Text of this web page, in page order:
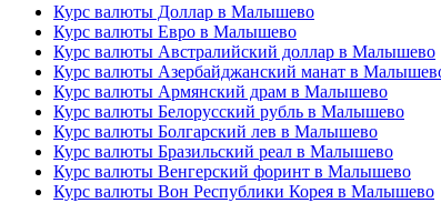
Курс валюты Доллар в Малышево
Курс валюты Евро в Малышево
Курс валюты Австралийский доллар в Малышево
Курс валюты Азербайджанский манат в
Курс валюты Армянский драм в Малышево
Курс валюты Белорусский рубль в Малышево
Курс валюты Болгарский лев в Малышево
Курс валюты Бразильский реал в Малышево
Курс валюты Венгерский форинт в Малышево
Курс валюты Вон Республики Корея в Малышево